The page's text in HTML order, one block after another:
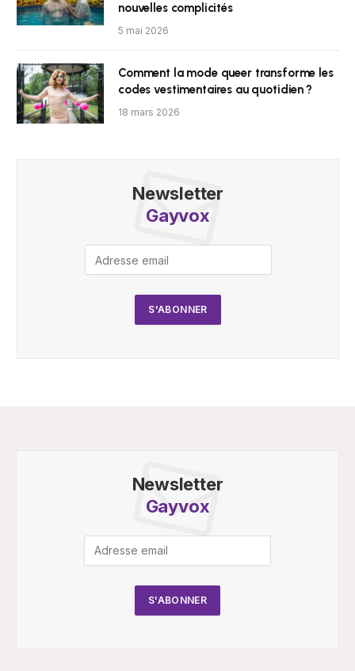
nouvelles complicités
5 mai 2026
Comment la mode queer transforme les
codes vestimentaires au quotidien ?
18 mars 2026
Newsletter
Gayvox
Newsletter
Gayvox